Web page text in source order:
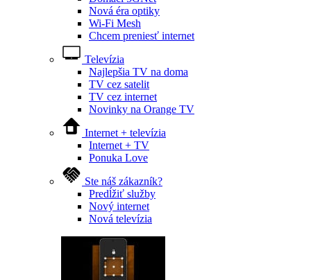
Nová éra optiky
Wi-Fi Mesh
Chcem preniesť internet
Televízia
Najlepšia TV na doma
TV cez satelit
TV cez internet
Novinky na Orange TV
Internet + televízia
Internet + TV
Ponuka Love
Ste náš zákazník?
Predĺžiť služby
Nový internet
Nová televízia